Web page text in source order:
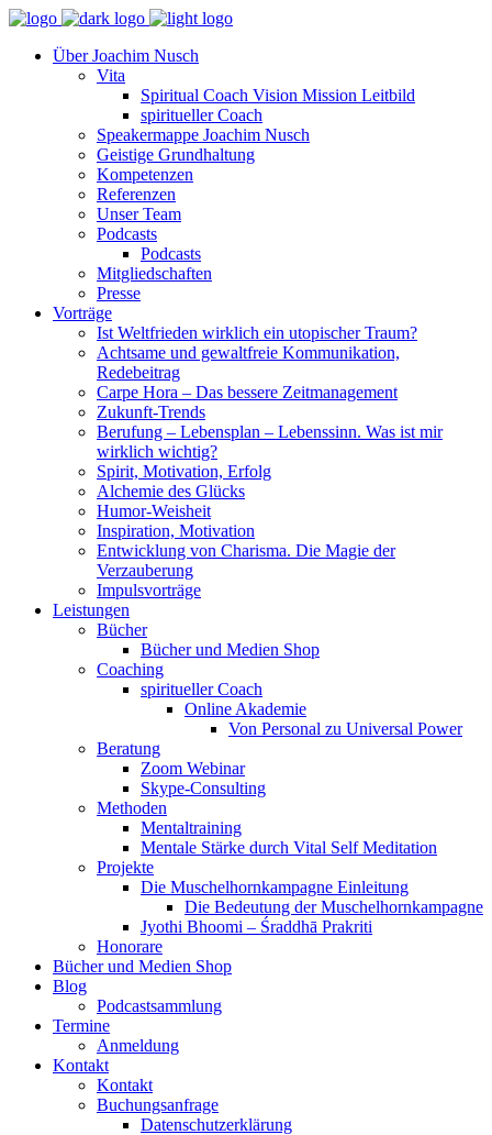
Über Joachim Nusch
Vita
Spiritual Coach Vision Mission Leitbild
spiritueller Coach
Speakermappe Joachim Nusch
Geistige Grundhaltung
Kompetenzen
Referenzen
Unser Team
Podcasts
Podcasts
Mitgliedschaften
Presse
Vorträge
Ist Weltfrieden wirklich ein utopischer Traum?
Achtsame und gewaltfreie Kommunikation,
Redebeitrag
Carpe Hora – Das bessere Zeitmanagement
Zukunft-Trends
Berufung – Lebensplan – Lebenssinn. Was ist mir
wirklich wichtig?
Spirit, Motivation, Erfolg
Alchemie des Glücks
Humor-Weisheit
Inspiration, Motivation
Entwicklung von Charisma. Die Magie der
Verzauberung
Impulsvorträge
Leistungen
Bücher
Bücher und Medien Shop
Coaching
spiritueller Coach
Online Akademie
Von Personal zu Universal Power
Beratung
Zoom Webinar
Skype-Consulting
Methoden
Mentaltraining
Mentale Stärke durch Vital Self Meditation
Projekte
Die Muschelhornkampagne Einleitung
Die Bedeutung der Muschelhornkampagne
Jyothi Bhoomi – Śraddhā Prakriti
Honorare
Bücher und Medien Shop
Blog
Podcastsammlung
Termine
Anmeldung
Kontakt
Kontakt
Buchungsanfrage
Datenschutzerklärung